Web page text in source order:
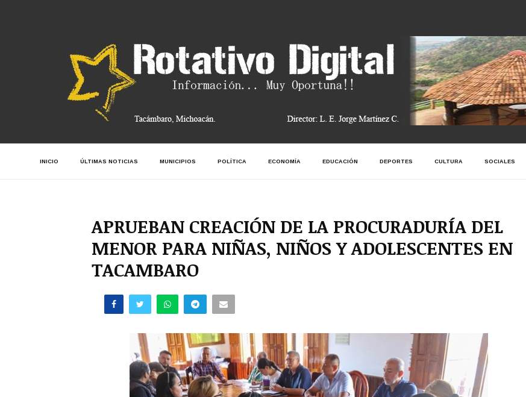
INICIO ÚLTIMAS NOTICIAS MUNICIPIOS POLÍTICA ECONOMÍA EDUCACIÓN DEPORTES CULTURA SOCIALES
APRUEBAN CREACIÓN DE LA PROCURADURÍA DEL
MENOR PARA NIÑAS, NIÑOS Y ADOLESCENTES EN
TACAMBARO